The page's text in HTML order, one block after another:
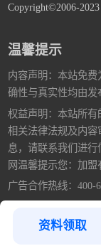
资料领取
Copyright©2006-
温馨提示
内容声明：本站免
确性与真实性均由发
权益声明：本站所有
相关法律法规及内
息，请联系我们进
网温馨提示您：加盟
广告合作热线：400-